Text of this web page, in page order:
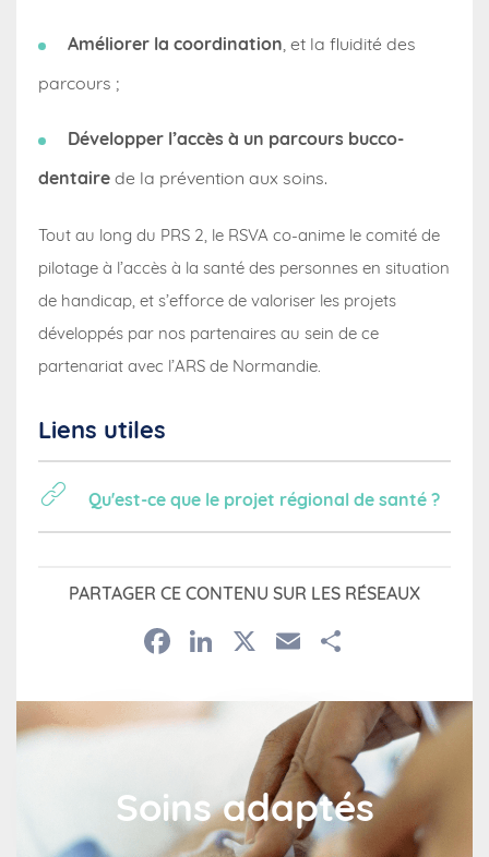
Améliorer la coordination, et la fluidité des
parcours ;
Développer l’accès à un parcours bucco-
dentaire de la prévention aux soins.
Tout au long du PRS 2, le RSVA co-anime le comité de
pilotage à l’accès à la santé des personnes en situation
de handicap, et s’efforce de valoriser les projets
développés par nos partenaires au sein de ce
partenariat avec l’ARS de Normandie.
Liens utiles
Qu'est-ce que le projet régional de santé ?
PARTAGER CE CONTENU SUR LES RÉSEAUX
Facebook
LinkedIn
X Email
Soins adaptés